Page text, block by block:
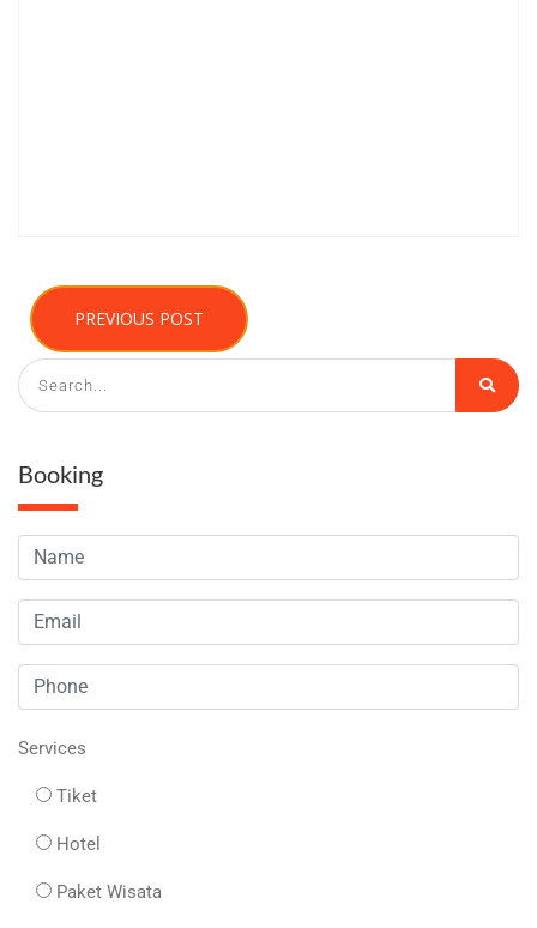
PREVIOUS POST
Booking
Services
Tiket
Hotel
Paket Wisata